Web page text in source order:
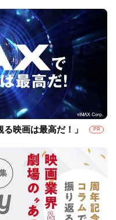
映画は最高だ！」 PR